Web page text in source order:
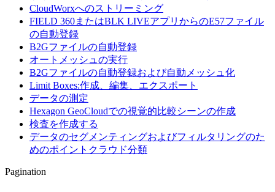
CloudWorxへのストリーミング
FIELD 360またはBLK LIVEアプリからのE57ファイル
の自動登録
B2Gファイルの自動登録
オートメッシュの実行
B2Gファイルの自動登録および自動メッシュ化
Limit Boxes:作成、編集、エクスポート
データの測定
Hexagon GeoCloudでの視覚的比較シーンの作成
検査を作成する
データのセグメンティングおよびフィルタリングのた
めのポイントクラウド分類
Pagination